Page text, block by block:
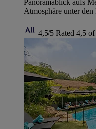
Panoramablick aufs
Atmosphäre unter den
4,5/5 Rated 4,5 of